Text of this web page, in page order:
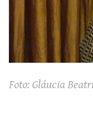
Foto: Gláucia